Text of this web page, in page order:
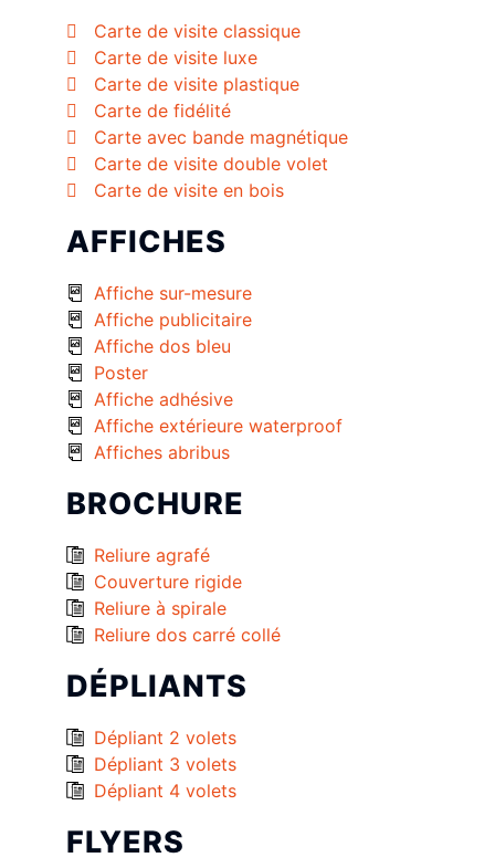
Carte de visite classique
Carte de visite luxe
Carte de visite plastique
Carte de fidélité
Carte avec bande magnétique
Carte de visite double volet
Carte de visite en bois
AFFICHES
Affiche sur-mesure
Affiche publicitaire
Affiche dos bleu
Poster
Affiche adhésive
Affiche extérieure waterproof
Affiches abribus
BROCHURE
Reliure agrafé
Couverture rigide
Reliure à spirale
Reliure dos carré collé
DÉPLIANTS
Dépliant 2 volets
Dépliant 3 volets
Dépliant 4 volets
FLYERS